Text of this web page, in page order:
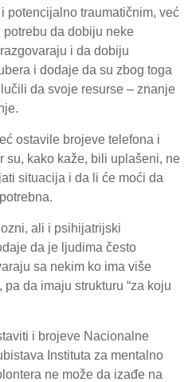
potencijalno traumatičnim, već
da dobiju neke
i da dobiju
i dodaje da su zbog toga
da svoje resurse – znanje
ostavile brojeve telefona i
su, kako kaže, bili uplašeni, ne
situacija i da li će moći da
ali i psihijatrijski
da je ljudima često
sa nekim ko ima više
da imaju strukturu “za koju
i brojeve Nacionalne
Instituta za mentalno
ne može da izađe na